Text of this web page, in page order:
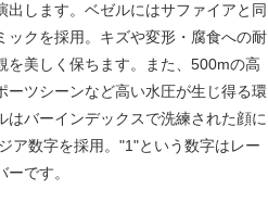
します。ベゼルにはサファイアと同
ックを採用。キズや変形・腐食への耐
を美しく保ちます。また、500mの高
ーツシーンなど高い水圧が生じ得る環
バーインデックスで洗練された顔に
ア数字を採用。"1"という数字はレー
です。